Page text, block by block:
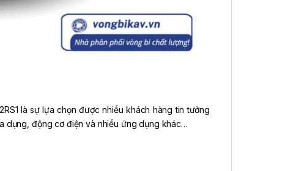
là sự lựa chọn được nhiều khách hàng tin tưởng
dụng, động cơ điện và nhiều ứng dụng khác…